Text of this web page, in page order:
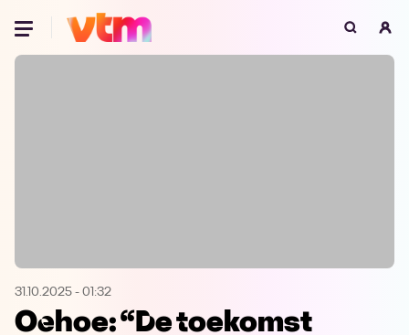
Oeps, browser niet ondersteund
Microsoft Edge Download
31.10.2025 - 01:32
Oehoe: “De toekomst